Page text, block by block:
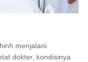
menjalani
dokter, kondisinya